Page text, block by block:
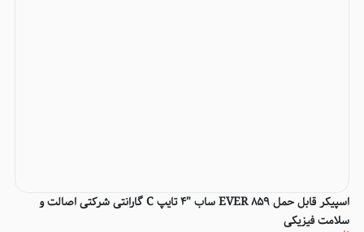
اسپیکر قابل حمل EVER 859 ساب "4 تایپ C گارانتی شرکتی اصالت و
سلامت فیزیکی